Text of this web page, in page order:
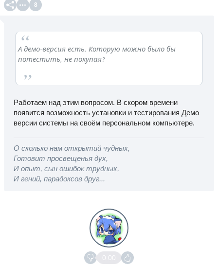
8
А демо-версия есть. Которую можно было бы
потестить, не покупая?
Работаем над этим вопросом. В скором времени
появится возможность установки и тестирования Демо
версии системы на своём персональном компьютере.
О сколько нам открытий чудных,
Готовит просвещенья дух,
И опыт, сын ошибок трудных,
И гений, парадоксов друг...
0.00